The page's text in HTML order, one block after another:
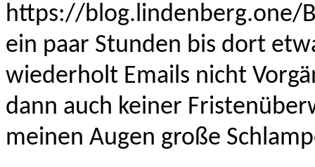
https://blog.lindenberg.one/
ein paar Stunden bis dort
wiederholt Emails nicht
dann auch keiner
meinen Augen große